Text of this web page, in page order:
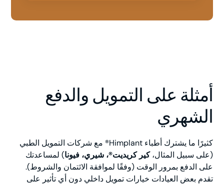
أمثلة على التمويل والدفع
الشهري
كثيرًا ما يشترك أطباء Himplant® مع شركات التمويل الطبي
(على سبيل المثال،كير كريديت®، شيري، فيونا) لمساعدتك
على الدفع بمرور الوقت (وفقًا لموافقة الائتمان والشروط).
تقدم بعض العيادات خيارات تمويل داخلي دون أي تأثير على